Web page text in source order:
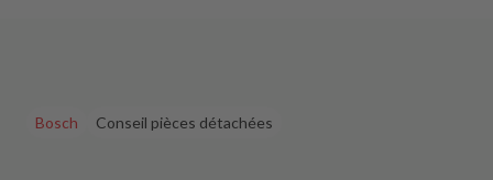
Bosch Conseil pièces détachées